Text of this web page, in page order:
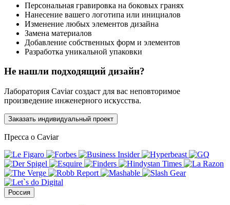
Персональная гравировка на боковых гранях
Нанесение вашего логотипа или инициалов
Изменение любых элементов дизайна
Замена материалов
Добавление собственных форм и элементов
Разработка уникальной упаковки
Не нашли подходящий дизайн?
Лаборатория Caviar создаст для вас неповторимое
произведение инженерного искусства.
Заказать индивидуальный проект
Пресса о Caviar
Россия